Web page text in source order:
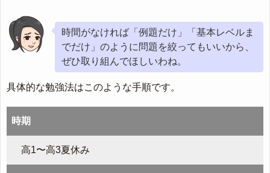
時間がなければ「例題だけ」「基本レベルま
でだけ」のように問題を絞ってもいいから、
ぜひ取り組んでほしいわね。
具体的な勉強法はこのような手順です。
時期
高1〜高3夏休み